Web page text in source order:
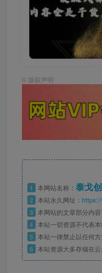
© 版权声明
1 本网站名称： 泰戈
2 本站永久网址：
3 本网站的文章部分内
4 本站一切资源不代表
5 本站一律禁止以任何
6 本站资源大多存储在